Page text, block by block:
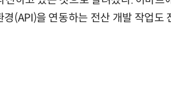
(API)을 연동하는 전산 개발 작업도